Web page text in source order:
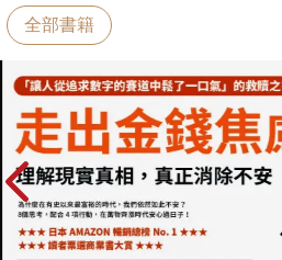
全部書籍